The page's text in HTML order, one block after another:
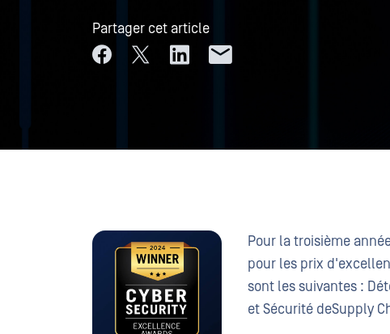
Partager cet article
Pour la troisième
pour les prix
sont les suivantes :
et Sécurité deSupply